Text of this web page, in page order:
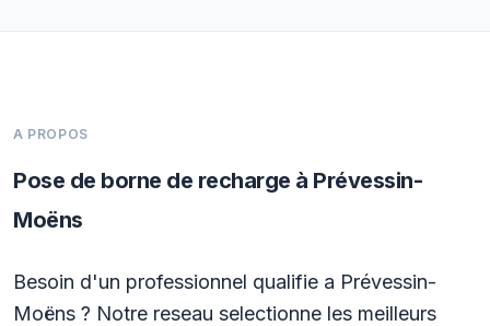
A PROPOS
Pose de borne de recharge à Prévessin-
Moëns
Besoin d'un professionnel qualifie a Prévessin-
Moëns ? Notre reseau selectionne les meilleurs